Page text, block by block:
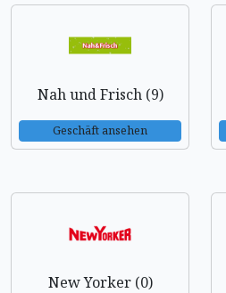
Nah und Frisch (9)
Geschäft ansehen
New Yorker (0)